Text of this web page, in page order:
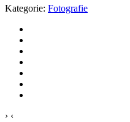
Kategorie: Fotografie
› ‹